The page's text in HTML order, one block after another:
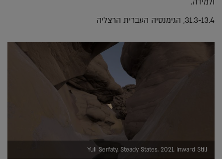
31.3-13.4, הגימנסיה העברית הרצליה
Yuli Serfaty, Steady States, 2021, Inward Still